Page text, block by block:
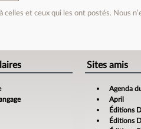
celles et ceux qui les ont postés. Nous
Sites amis
Agenda
April
Éditions
Éditions